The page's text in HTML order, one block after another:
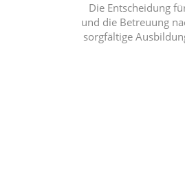
Die Entscheidung
und die Betreuung
sorgfältige